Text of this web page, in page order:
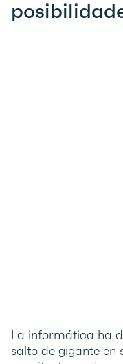
La informática ha
salto de gigante en